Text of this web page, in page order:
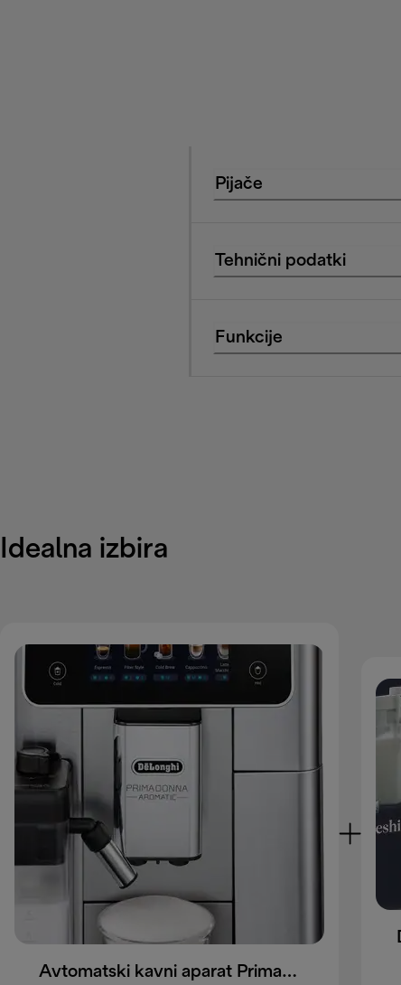
Pijače
Tehnični podatki
Funkcije
Idealna izbira
Avtomatski kavni aparat PrimaDonna Aromatic ECAM630.55.SM